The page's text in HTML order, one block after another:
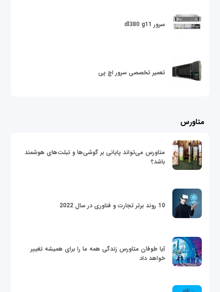
سرور dl380 g11
تعمیر تخصصی سرور اچ پی
متاورس
متاورس می‌تواند پایانی بر گوشی‌ها و تبلت‌های هوشمند
باشد؟
10 روند برتر تجارت و فناوری در سال 2022
آیا طوفان متاورس زندگی همه ما را برای همیشه تغییر
خواهد داد